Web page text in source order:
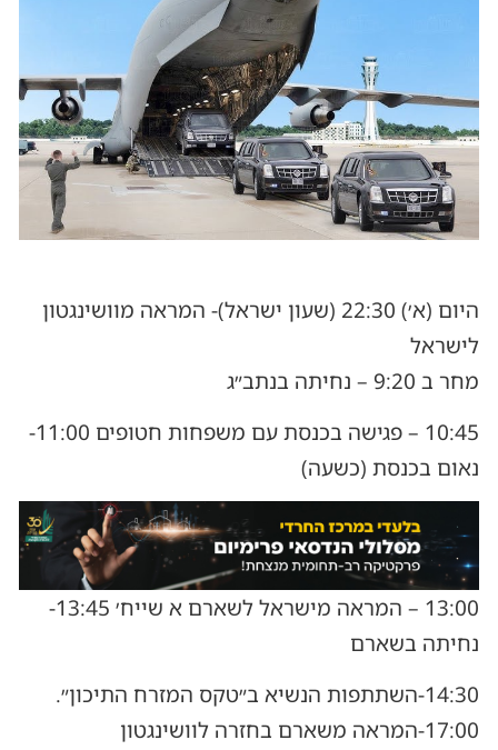
היום (א׳) 22:30 (שעון ישראל)- המראה מוושינגטון
לישראל
מחר ב 9:20 – נחיתה בנתב״ג
10:45 – פגישה בכנסת עם משפחות חטופים 11:00-
נאום בכנסת (כשעה)
13:00 – המראה מישראל לשארם א שייח׳ 13:45-
נחיתה בשארם
14:30-השתתפות הנשיא ב״טקס המזרח התיכון״.
17:00-המראה משארם בחזרה לוושינגטון